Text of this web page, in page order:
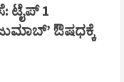
ಟೈಪ್ 1
ಔಷಧಕ್ಕೆ